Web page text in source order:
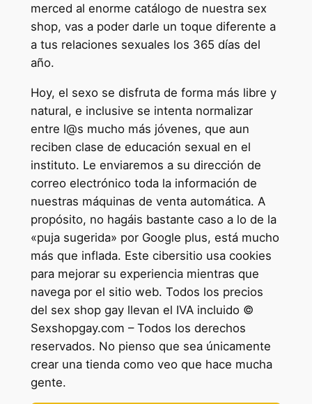
merced al enorme catálogo de nuestra sex
shop, vas a poder darle un toque diferente a
a tus relaciones sexuales los 365 días del
año.
Hoy, el sexo se disfruta de forma más libre y
natural, e inclusive se intenta normalizar
entre l@s mucho más jóvenes, que aun
reciben clase de educación sexual en el
instituto. Le enviaremos a su dirección de
correo electrónico toda la información de
nuestras máquinas de venta automática. A
propósito, no hagáis bastante caso a lo de la
«puja sugerida» por Google plus, está mucho
más que inflada. Este cibersitio usa cookies
para mejorar su experiencia mientras que
navega por el sitio web. Todos los precios
del sex shop gay llevan el IVA incluido ©
Sexshopgay.com – Todos los derechos
reservados. No pienso que sea únicamente
crear una tienda como veo que hace mucha
gente.